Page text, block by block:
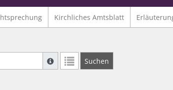
Kirchliches Amtsblatt
Suche mit Platzhalter "*", Bsp.
Suchen